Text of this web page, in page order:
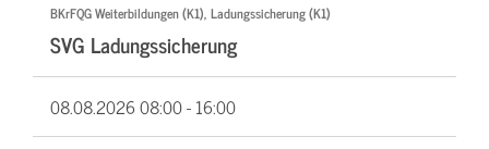
BKrFQG Weiterbildungen (K1), Ladungssicherung (K1)
SVG Ladungssicherung
08.08.202608:00 - 16:00